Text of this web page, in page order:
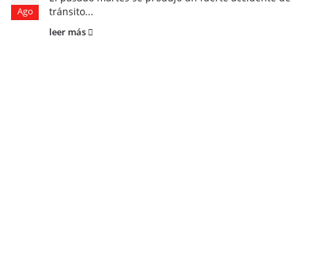
Ago
tránsito...
leer más